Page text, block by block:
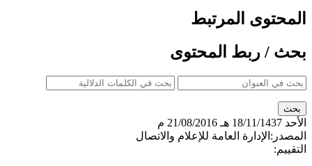
المحتوى المرتبط
بحث / ربط المحتوى
الأحد 18/11/1437 هـ
21/08/2016 م
المصدر: الإدارة العامة للإعلام والاتصال
التقييم: